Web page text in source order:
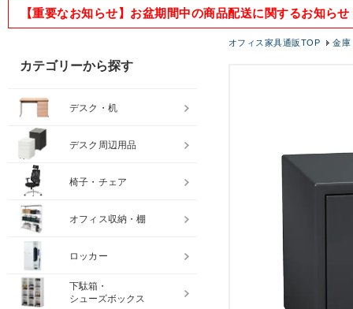
【重要なお知らせ】お盆期間中の商品配送に関するお知ら
オフィス家具通販TOP 金庫
カテゴリーから探す
デスク・机
デスク周辺用品
椅子・チェア
オフィス収納・棚
ロッカー
下駄箱・
シューズボックス